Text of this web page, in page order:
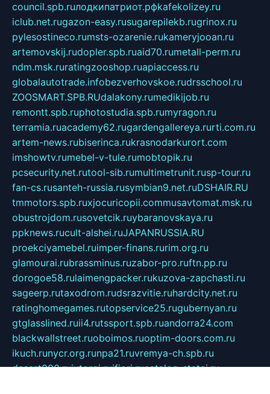
council.spb.ruлодкипатриот.рфkafekolizey.ru
iclub.net.rugazon-easy.rusugarepilekb.rugrinox.ru
pylesostineco.rumsts-ozarenie.rukameryjooan.ru
artemovskij.rudopler.spb.ruaid70.rumetall-perm.ru
ndm.msk.ruratingzooshop.ruapiaccess.ru
globalautotrade.infobezverhovskoe.rudrsschool.ru
ZOOSMART.SPB.RUdalakony.rumedikijob.ru
remontt.spb.ruphotostudia.spb.rumyragon.ru
terramia.ruacademy62.rugardengallereya.rurti.com.ru
artem-news.rubiserinca.rukrasnodarkurort.com
imshowtv.rumebel-v-tule.rumobtopik.ru
pcsecurity.net.rutool-sib.rumultimetrunit.rusp-tour.ru
fan-cs.rusanteh-russia.rusymbian9.net.ruDSHAIR.RU
tmmotors.spb.ruxjocuricopii.commusavtomat.msk.ru
obustrojdom.rusovetcik.ruybaranovskaya.ru
ppknews.rucult-alshei.ruJAPANRUSSIA.RU
proekciyamebel.ruimper-finans.rurim.org.ru
glamourai.rubrassminus.ruzabor-pro.ruftn.pp.ru
dorogoe58.rulaimengpacker.rukuzova-zapchasti.ru
sageerp.rutaxodrom.rudsrazvitie.ruhardcity.net.ru
ratinghomegames.rutopservice25.rugubernyan.ru
gtglasslined.ruii4.rutssport.spb.ruandorra24.com
blackwallstreet.ruoboimos.ruoptim-doors.com.ru
ikuch.runycr.org.runpa21.ruvremya-ch.spb.ru
desert000.ruivtorgi.ruifiori.rucatalog-statei.ru